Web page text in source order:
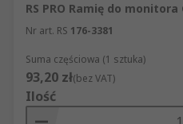
RS PRO Ramię do monitora
Nr art. RS 176-3381
Suma częściowa (1 sztuka)
93,20 zł(bez VAT)
Ilość